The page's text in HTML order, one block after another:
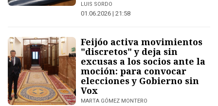
LUIS SORDO
01.06.2026 | 21:58
Feijóo activa movimientos
"discretos" y deja sin
excusas a los socios ante la
moción: para convocar
elecciones y Gobierno sin
Vox
MARTA GÓMEZ MONTERO